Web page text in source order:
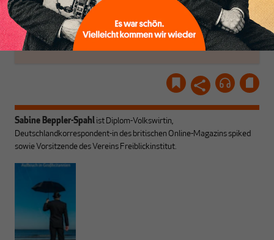
aus den schmaler
werdenden Leitplanken
des Denkens aus.
einloggen!
Sabine Beppler-Spahl ist Diplom-Volkswirtin,
Deutschlandkorrespondent-in des britischen Online-Magazins spiked
sowie Vorsitzende des Vereins Freiblickinstitut.